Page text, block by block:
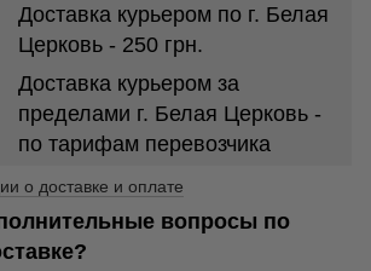
Доставка курьером по г. Белая
Церковь - 250 грн.
Доставка курьером за
пределами г. Белая Церковь -
по тарифам перевозчика
о доставке и оплате
вопросы по